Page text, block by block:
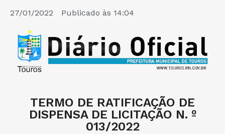
27/01/2022 Publicado às 14:04
TERMO DE RATIFICAÇÃO DE
DISPENSA DE LICITAÇÃO N. º
013/2022
PERGUNTAS FREQUENTES